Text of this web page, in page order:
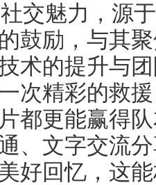
交魅力，源
鼓励，与其
术的提升与
次精彩的救
都更能赢得
、文字交流
好回忆，这